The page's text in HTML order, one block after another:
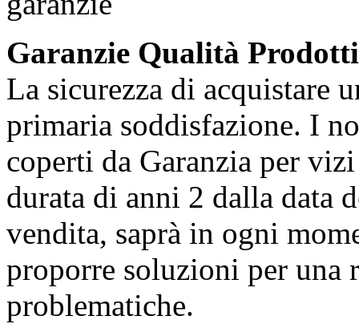
Garanzie Qualità Prodotti
La sicurezza di acquistare
primaria soddisfazione. I
coperti da Garanzia per
durata di anni 2 dalla data
vendita, saprà in ogni
proporre soluzioni per una
problematiche.